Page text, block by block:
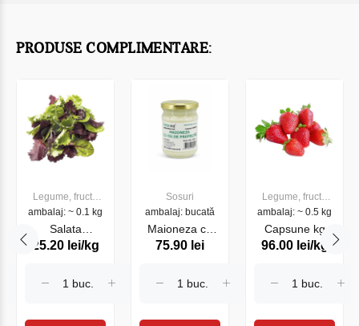
PRODUSE COMPLIMENTARE:
Legume, fructe
proaspete
ambalaj: ~ 0.1 kg
Salata
Mistecanza,
25.20 lei/kg
Sosuri
ambalaj: bucată
Maioneza cu
oua de
75.90 lei
Legume, fructe
proaspete
ambalaj: ~ 0.5 kg
Capsune kg
96.00 lei/kg